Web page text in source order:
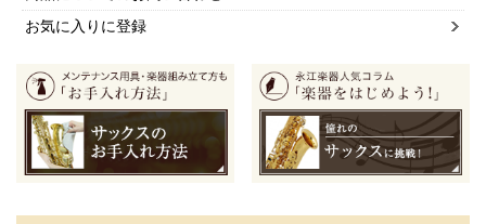
お気に入りに登録